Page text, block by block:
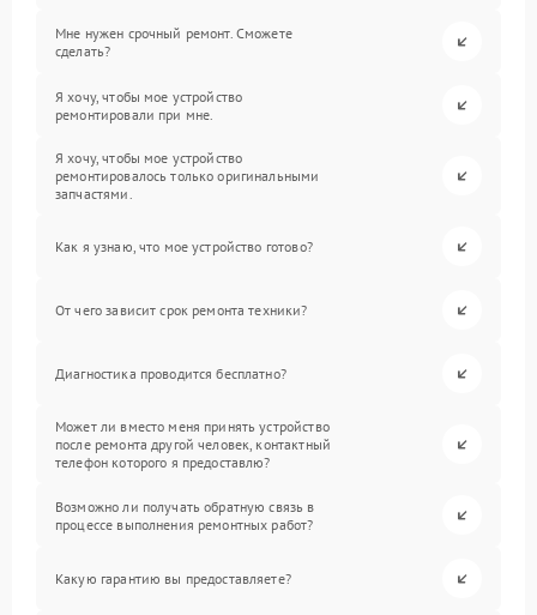
Мне нужен срочный ремонт. Сможете
сделать?
Я хочу, чтобы мое устройство
ремонтировали при мне.
Я хочу, чтобы мое устройство
ремонтировалось только оригинальными
запчастями.
Как я узнаю, что мое устройство готово?
От чего зависит срок ремонта техники?
Диагностика проводится бесплатно?
Может ли вместо меня принять устройство
после ремонта другой человек, контактный
телефон которого я предоставлю?
Возможно ли получать обратную связь в
процессе выполнения ремонтных работ?
Какую гарантию вы предоставляете?